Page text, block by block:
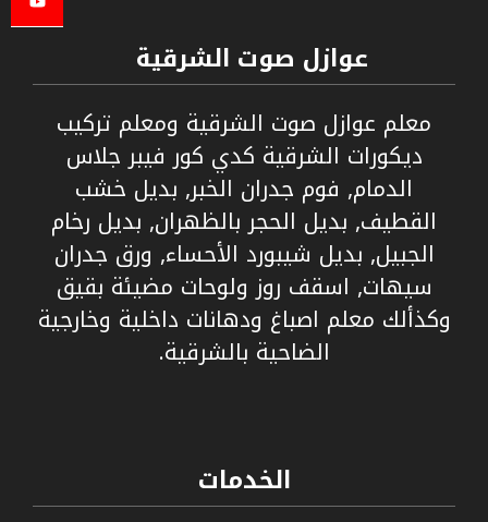
عوازل صوت الشرقية
معلم عوازل صوت الشرقية ومعلم تركيب
ديكورات الشرقية كدي كور فيبر جلاس
الدمام, فوم جدران الخبر, بديل خشب
القطيف, بديل الحجر بالظهران, بديل رخام
الجبيل, بديل شيبورد الأحساء, ورق جدران
سيهات, اسقف روز ولوحات مضيئة بقيق
وكذألك معلم اصباغ ودهانات داخلية وخارجية
الضاحية بالشرقية.
الخدمات